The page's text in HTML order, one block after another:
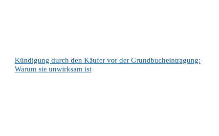
Kündigung durch den Käufer vor der Grundbucheintragung:
Warum sie unwirksam ist